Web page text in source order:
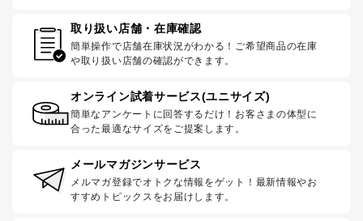
取り扱い店舗・在庫確認
簡単操作で店舗在庫状況がわかる！ご希望商品の在庫
や取り扱い店舗の確認ができます。
オンライン試着サービス(ユニサイズ)
簡単なアンケートに回答するだけ！お客さまの体型に
合った最適なサイズをご提案します。
メールマガジンサービス
メルマガ登録でオトクな情報をゲット！最新情報やお
すすめトピックスをお届けします。